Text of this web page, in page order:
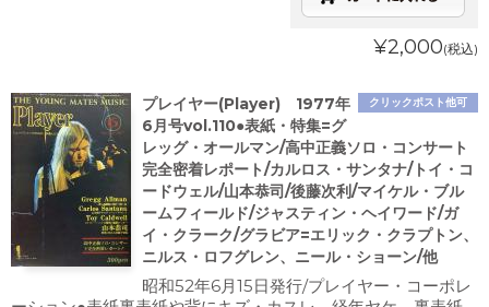
¥2,000(税込)
クリックポスト他可
プレイヤー(Player) 1977年
6月号vol.110●表紙・特集=グ
レッグ・オールマン/高中正義ソロ・コンサート
完全密着レポート/カルロス・サンタナ/トイ・コ
ードウェル/山本恭司/後藤次利/マイケル・ブル
ームフィールド/ジャスティン・ヘイワード/ガ
イ・クラーク/グラビア=エリック・クラプトン、
ニルス・ロフグレン、ニール・ショーン/他
昭和52年6月15日発行/プレイヤー・コーポレ